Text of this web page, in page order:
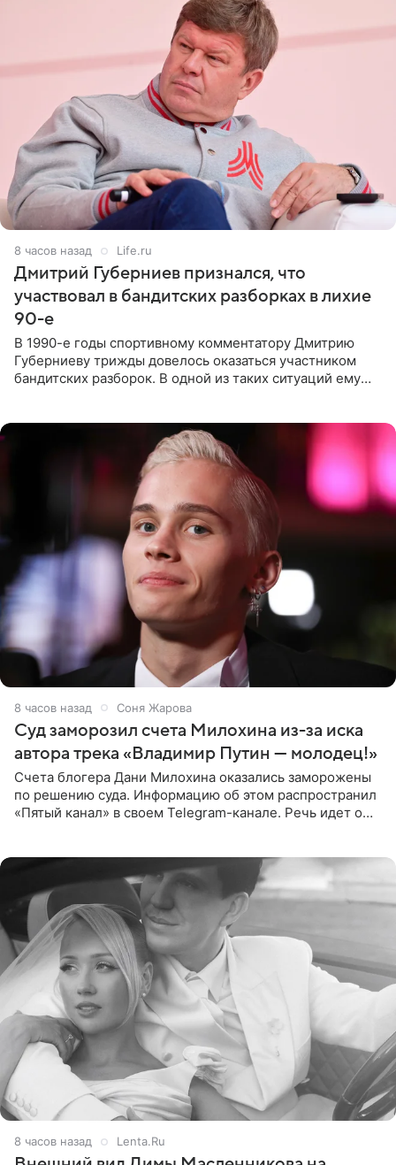
8 часов назад Life.ru
Дмитрий Губерниев признался, что
участвовал в бандитских разборках в лихие
90-е
В 1990-е годы спортивному комментатору Дмитрию
Губерниеву трижды довелось оказаться участником
бандитских разборок. В одной из таких ситуаций ему
8 часов назад Соня Жарова
Суд заморозил счета Милохина из-за иска
автора трека «Владимир Путин — молодец!»
Счета блогера Дани Милохина оказались заморожены
по решению суда. Информацию об этом распространил
«Пятый канал» в своем Telegram-канале. Речь идет о
8 часов назад Lenta.Ru